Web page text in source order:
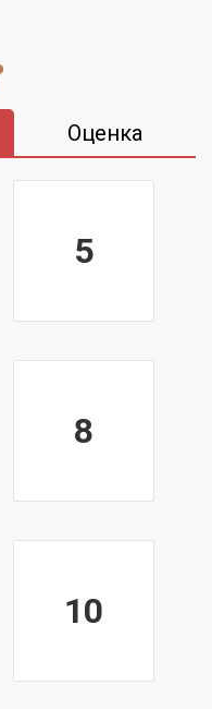
Оценка
5
8
10